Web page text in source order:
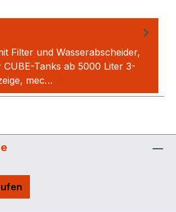
Filter und Wasserabscheider,
CUBE-Tanks ab 5000 Liter 3-
mec…